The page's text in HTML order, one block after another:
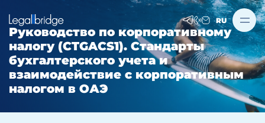
RU
Руководство по корпоративному
налогу (CTGACS1). Стандарты
бухгалтерского учета и
взаимодействие с корпоративным
налогом в ОАЭ